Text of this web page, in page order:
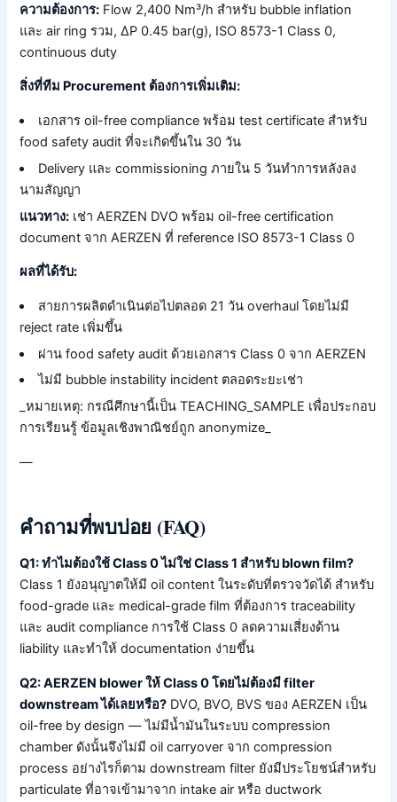
ความต้องการ: Flow 2,400 Nm³/h สำหรับ bubble inflation
และ air ring รวม, ΔP 0.45 bar(g), ISO 8573-1 Class 0,
continuous duty
สิ่งที่ทีม Procurement ต้องการเพิ่มเติม:
เอกสาร oil-free compliance พร้อม test certificate สำหรับ
food safety audit ที่จะเกิดขึ้นใน 30 วัน
Delivery และ commissioning ภายใน 5 วันทำการหลังลง
นามสัญญา
แนวทาง: เช่า AERZEN DVO พร้อม oil-free certification
document จาก AERZEN ที่ reference ISO 8573-1 Class 0
ผลที่ได้รับ:
สายการผลิตดำเนินต่อไปตลอด 21 วัน overhaul โดยไม่มี
reject rate เพิ่มขึ้น
ผ่าน food safety audit ด้วยเอกสาร Class 0 จาก AERZEN
ไม่มี bubble instability incident ตลอดระยะเช่า
_หมายเหตุ: กรณีศึกษานี้เป็น TEACHING_SAMPLE เพื่อประกอบ
การเรียนรู้ ข้อมูลเชิงพาณิชย์ถูก anonymize_
—
คำถามที่พบบ่อย (FAQ)
Q1: ทำไมต้องใช้ Class 0 ไม่ใช่ Class 1 สำหรับ blown film?
Class 1 ยังอนุญาตให้มี oil content ในระดับที่ตรวจวัดได้ สำหรับ
food-grade และ medical-grade film ที่ต้องการ traceability
และ audit compliance การใช้ Class 0 ลดความเสี่ยงด้าน
liability และทำให้ documentation ง่ายขึ้น
Q2: AERZEN blower ให้ Class 0 โดยไม่ต้องมี filter
downstream ได้เลยหรือ? DVO, BVO, BVS ของ AERZEN เป็น
oil-free by design — ไม่มีน้ำมันในระบบ compression
chamber ดังนั้นจึงไม่มี oil carryover จาก compression
process อย่างไรก็ตาม downstream filter ยังมีประโยชน์สำหรับ
particulate ที่อาจเข้ามาจาก intake air หรือ ductwork